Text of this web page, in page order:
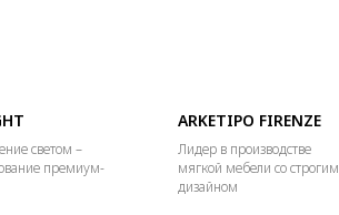
светом –
премиум-
ARKETIPO FIRENZE
Лидер в производстве
мягкой мебели со строгим
дизайном